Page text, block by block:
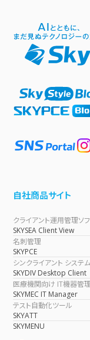
自社商品サイト
クライアント運用管理ソ
SKYSEA Client View
名刺管理
SKYPCE
シンクライアント システム
SKYDIV Desktop Client
医療機関向け IT機器管
SKYMEC IT Manager
テスト自動化ツール
SKYATT
SKYMENU